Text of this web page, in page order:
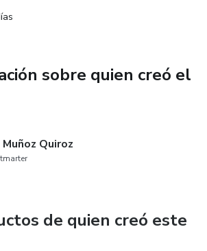
sobre quien creó el
Quiroz
de quien creó este